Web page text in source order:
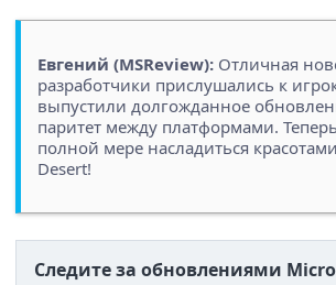
Евгений (MSReview): Отличная
разработчики прислушались к
выпустили долгожданное
паритет между платформами.
полной мере насладиться
Desert!
Следите за обновлениями